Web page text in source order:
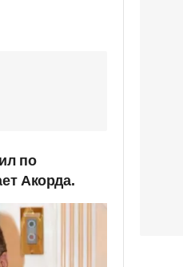
по
Акорда.